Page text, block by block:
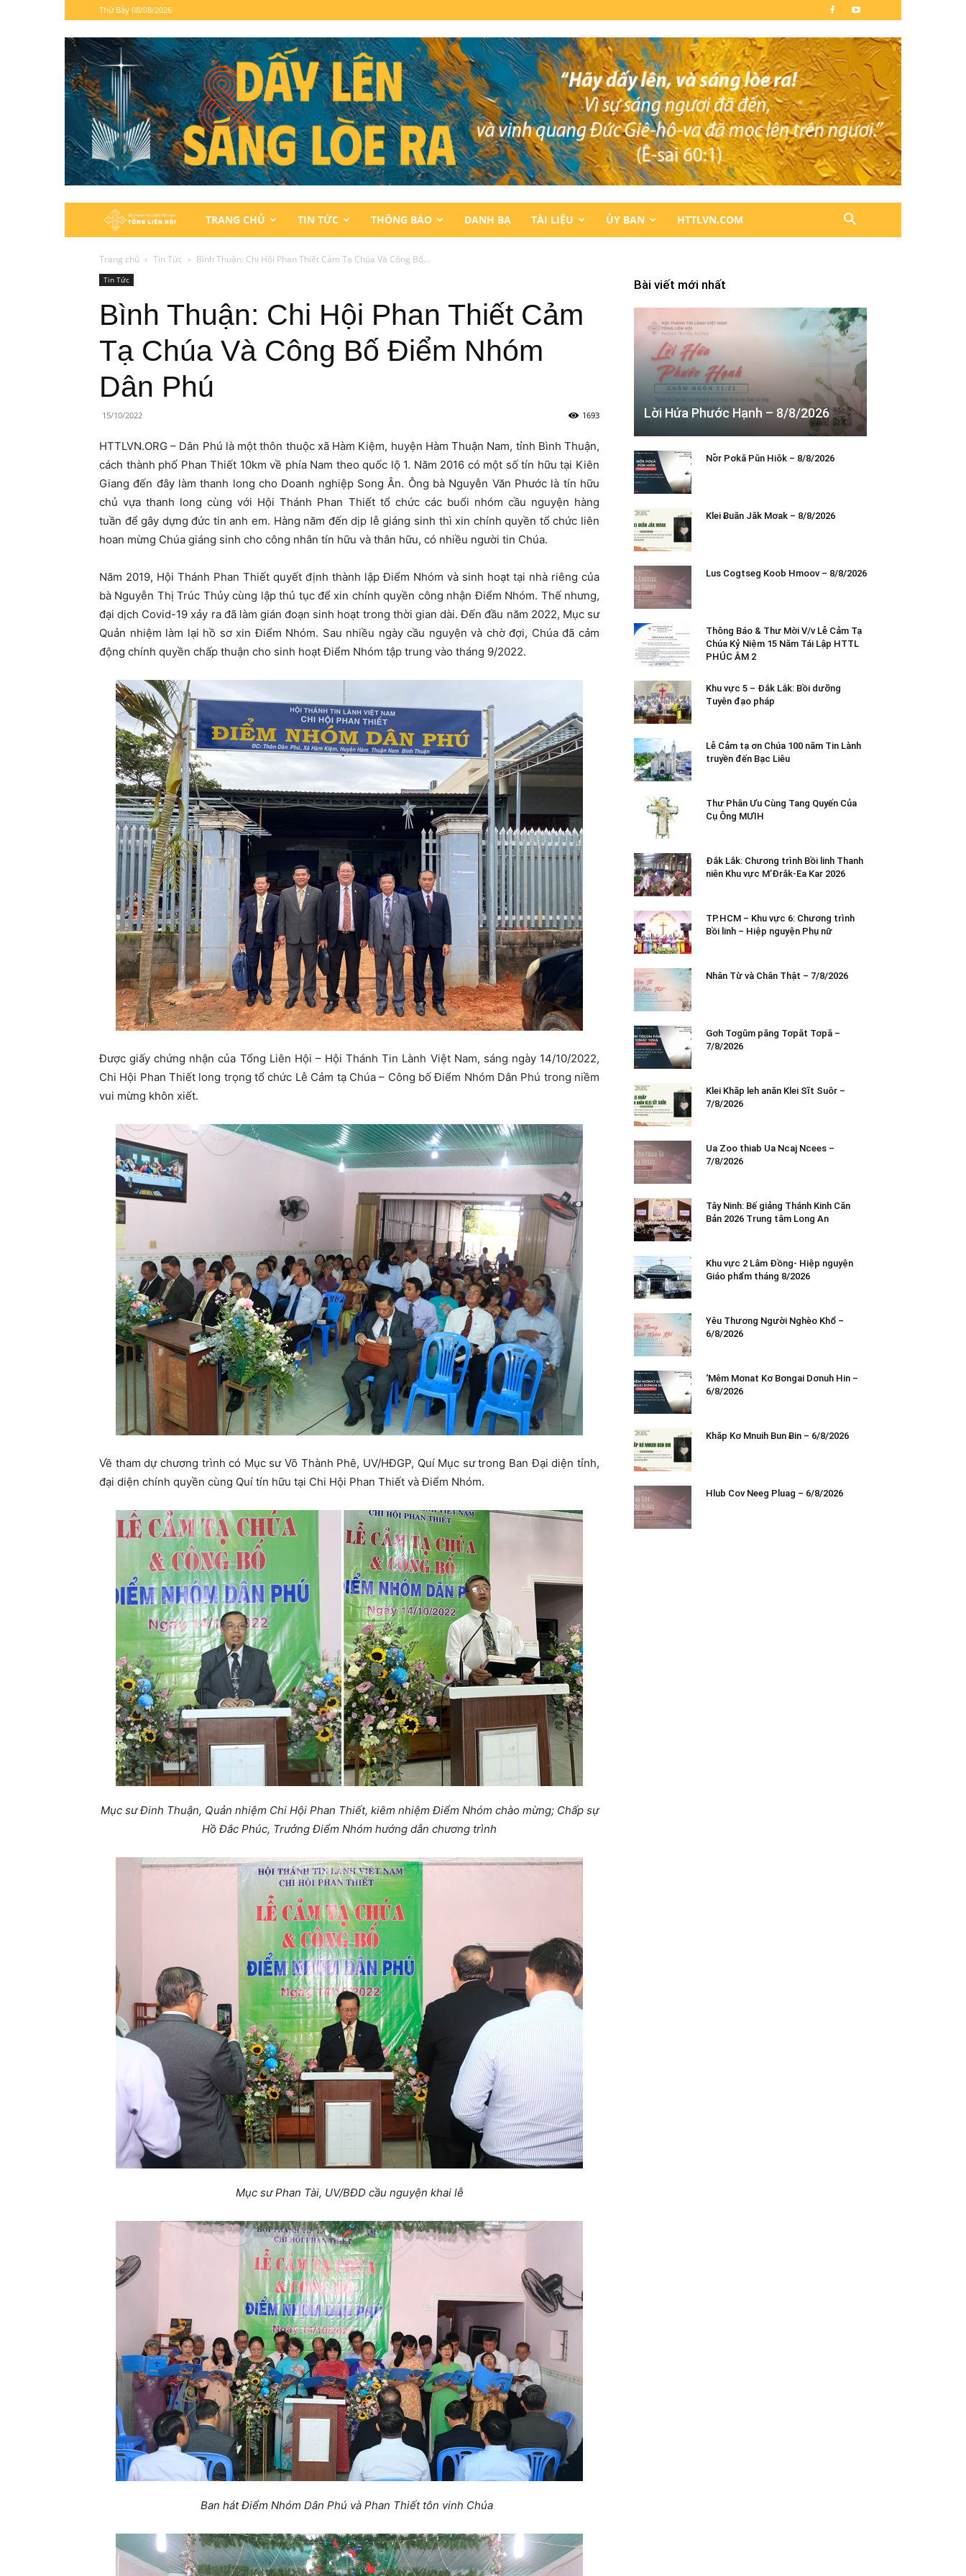
Thứ Bảy 08/08/2026
Hội
Thánh
Lành
Việt
Nam
TRANG CHỦ TIN TỨC THÔNG BÁO DANH BẠ TÀI LIỆU ỦY BAN HTTLVN.COM
Trang chủ Tin Tức Bình Thuận: Chi Hội Phan Thiết Cảm Tạ Chúa Và Công Bố...
Tin Tức
Bình Thuận: Chi Hội Phan Thiết Cảm
Tạ Chúa Và Công Bố Điểm Nhóm
Dân Phú
15/10/2022 1693
HTTLVN.ORG – Dân Phú là một thôn thuộc xã Hàm Kiệm, huyện Hàm Thuận Nam, tỉnh Bình Thuận,
cách thành phố Phan Thiết 10km về phía Nam theo quốc lộ 1. Năm 2016 có một số tín hữu tại Kiên
Giang đến đây làm thanh long cho Doanh nghiệp Song Ân. Ông bà Nguyễn Văn Phước là tín hữu
chủ vựa thanh long cùng với Hội Thánh Phan Thiết tổ chức các buổi nhóm cầu nguyện hàng
tuần để gây dựng đức tin anh em. Hàng năm đến dịp lễ giáng sinh thì xin chính quyền tổ chức liên
hoan mừng Chúa giáng sinh cho công nhân tín hữu và thân hữu, có nhiều người tin Chúa.
Năm 2019, Hội Thánh Phan Thiết quyết định thành lập Điểm Nhóm và sinh hoạt tại nhà riêng của
bà Nguyễn Thị Trúc Thủy cùng lập thủ tục để xin chính quyền công nhận Điểm Nhóm. Thế nhưng,
đại dịch Covid-19 xảy ra đã làm gián đoạn sinh hoạt trong thời gian dài. Đến đầu năm 2022, Mục sư
Quản nhiệm làm lại hồ sơ xin Điểm Nhóm. Sau nhiều ngày cầu nguyện và chờ đợi, Chúa đã cảm
động chính quyền chấp thuận cho sinh hoạt Điểm Nhóm tập trung vào tháng 9/2022.
Được giấy chứng nhận của Tổng Liên Hội – Hội Thánh Tin Lành Việt Nam, sáng ngày 14/10/2022,
Chi Hội Phan Thiết long trọng tổ chức Lễ Cảm tạ Chúa – Công bố Điểm Nhóm Dân Phú trong niềm
vui mừng khôn xiết.
Về tham dự chương trình có Mục sư Võ Thành Phê, UV/HĐGP, Quí Mục sư trong Ban Đại diện tỉnh,
đại diện chính quyền cùng Quí tín hữu tại Chi Hội Phan Thiết và Điểm Nhóm.
Mục sư Đinh Thuận, Quản nhiệm Chi Hội Phan Thiết, kiêm nhiệm Điểm Nhóm chào mừng; Chấp sự
Hồ Đắc Phúc, Trưởng Điểm Nhóm hướng dẫn chương trình
Mục sư Phan Tài, UV/BĐD cầu nguyện khai lễ
Ban hát Điểm Nhóm Dân Phú và Phan Thiết tôn vinh Chúa
Bài viết mới nhất
Lời Hứa Phước Hạnh – 8/8/2026
Nơ̆r Pơkă Pŭn Hiôk – 8/8/2026
Klei Ƀuăn Jăk Mơak – 8/8/2026
Lus Cogtseg Koob Hmoov – 8/8/2026
Thông Báo & Thư Mời V/v Lễ Cảm Tạ
Chúa Kỷ Niệm 15 Năm Tái Lập HTTL
PHÚC ÂM 2
Khu vực 5 – Đắk Lắk: Bồi dưỡng
Tuyên đạo pháp
Lễ Cảm tạ ơn Chúa 100 năm Tin Lành
truyền đến Bạc Liêu
Thư Phân Ưu Cùng Tang Quyến Của
Cụ Ông MƯIH
Đắk Lắk: Chương trình Bồi linh Thanh
niên Khu vực M’Đrắk-Ea Kar 2026
TP.HCM – Khu vực 6: Chương trình
Bồi linh – Hiệp nguyện Phụ nữ
Nhân Từ và Chân Thật – 7/8/2026
Gơh Tơgŭm păng Tơpăt Tơpă –
7/8/2026
Klei Khăp leh anăn Klei Sĭt Suôr –
7/8/2026
Ua Zoo thiab Ua Ncaj Ncees –
7/8/2026
Tây Ninh: Bế giảng Thánh Kinh Căn
Bản 2026 Trung tâm Long An
Khu vực 2 Lâm Đồng- Hiệp nguyện
Giáo phẩm tháng 8/2026
Yêu Thương Người Nghèo Khổ –
6/8/2026
‘Mêm Mơnat Kơ Bơngai Dơnuh Hin –
6/8/2026
Khăp Kơ Mnuih Bun Ƀin – 6/8/2026
Hlub Cov Neeg Pluag – 6/8/2026